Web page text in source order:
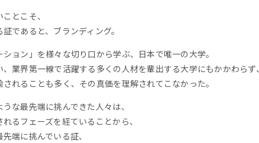
とこそ、
であると、ブランディング。
ション」を様々な切り口から学ぶ、日本で唯一の大学。
業界第一線で活躍する多くの人材を輩出する大学にもかかわらず、
れることも多く、その真価を理解されてこなかった。
な最先端に挑んできた人々は、
るフェーズを経ていることから、
端に挑んでいる証、